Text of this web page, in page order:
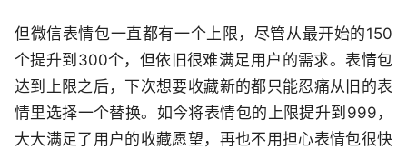
但微信表情包一直都有一个上限，尽管从最开始的150
个提升到300个，但依旧很难满足用户的需求。表情包
达到上限之后，下次想要收藏新的都只能忍痛从旧的表
情里选择一个替换。如今将表情包的上限提升到999，
大大满足了用户的收藏愿望，再也不用担心表情包很快